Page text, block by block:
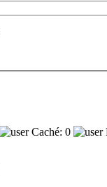
Caché: 0